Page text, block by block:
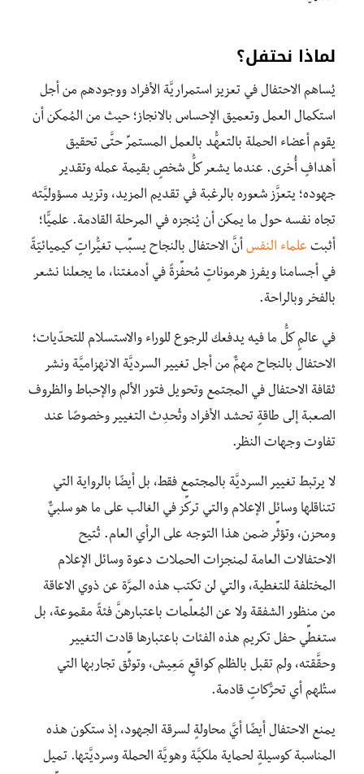
لماذا نحتفل؟
يُساهم الاحتفال في تعزيز استمراريَّة الأفراد ووجودهم من أجل
استكمال العمل وتعميق الإحساس بالانجاز؛ حيث من المُمكن أن
يقوم أعضاء الحملة بالتعهُّد بالعمل المستمرِّ حتَّى تحقيق
أهدافٍ أُخرى. عندما يشعر كلُّ شخصٍ بقيمة عمله وتقدير
جهوده؛ يتعزَّز شعوره بالرغبة في تقديم المزيد، وتزيد مسؤوليَّته
تجاه نفسه حول ما يمكن أن يُنجزه في المرحلة القادمة. علميًّا؛
أثبت علماء النفس أنَّ الاحتفال بالنجاح يسبِّب تغيُّراتٍ كيميائيّةً
في أجسامنا ويفرز هرموناتٍ مُحفِّزةً في أدمغتنا، ما يجعلنا نشعر
بالفخر وبالراحة.
في عالمٍ كلُّ ما فيه يدفعك للرجوع للوراء والاستسلام للتحدّيات؛
الاحتفال بالنجاح مهمٌّ من أجل تغيير السرديَّة الانهزاميَّة ونشر
ثقافة الاحتفال في المجتمع وتحويل فتور الألم والإحباط والظروف
الصعبة إلى طاقةٍ تحشد الأفراد وتُحدِث التغيير وخصوصًا عند
تفاوت وجهات النظر.
لا يرتبط تغيير السرديَّة بالمجتمع فقط، بل أيضًا بالرواية التي
تتناقلها وسائل الإعلام والتي تركِّز في الغالب على ما هو سلبيٌّ
ومحزن، وتؤثِّر ضمن هذا التوجه على الرأي العام. تُتيح
الاحتفالات العامة لمنجزات الحملات دعوة وسائل الإعلام
المختلفة للتغطية، والتي لن تكتب هذه المرَّة عن ذوي الاعاقة
من منظور الشفقة ولا عن المُعلِّمات باعتبارهنَّ فئةً مقموعة، بل
ستغطِّي حفل تكريم هذه الفئات باعتبارها قادت التغيير
وحقَّقته، ولم تقبل بالظلم كواقعٍ مَعِيش، وتوثِّق تجاربها التي
ستُلهم أي تحرُّكاتٍ قادمة.
يمنع الاحتفال أيضًا أيَّ محاولةٍ لسرقة الجهود، إذ ستكون هذه
المناسبة كوسيلةٍ لحماية ملكيَّة وهويَّة الحملة وسرديَّتها. تميل